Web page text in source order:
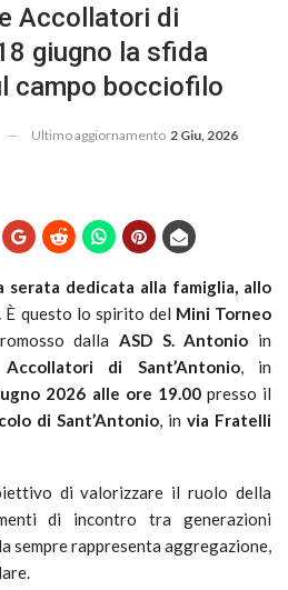
Accollatori di
giugno la sfida
campo bocciofilo
Ultimo aggiornamento 2 Giu, 2026
serata dedicata alla famiglia, allo
È questo lo spirito del Mini Torneo
dalla ASD S. Antonio in
Accollatori di Sant’Antonio, in
2026 alle ore 19.00presso il
di Sant’Antonio , in via Fratelli
di valorizzare il ruolo della
di incontro tra generazioni
sempre rappresenta aggregazione,